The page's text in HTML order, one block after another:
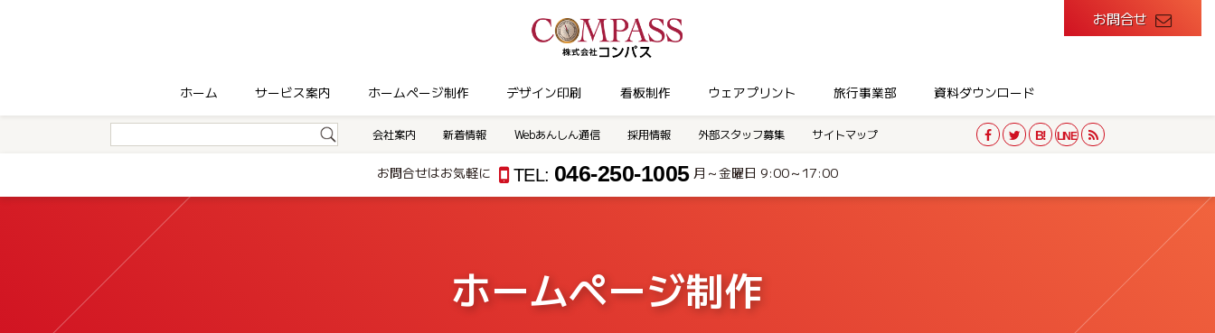
ホーム サービス案内 ホームページ制作 デザイン印刷 看板制作 ウェアプリント 旅行事業部 資料ダウンロード
会社案内 新着情報 Webあんしん通信 採用情報 外部スタッフ募集 サイトマップ
お問合せはお気軽に TEL: 046-250-1005月～金曜日 9:00～17:00
お問合せ
ホームページ制作